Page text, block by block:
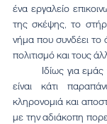
ένα εργαλείο
της σκέψης, το
νήμα που συνδέει το
πολιτισμό και τους
είναι κάτι
κληρονομιά και
με την αδιάκοπη